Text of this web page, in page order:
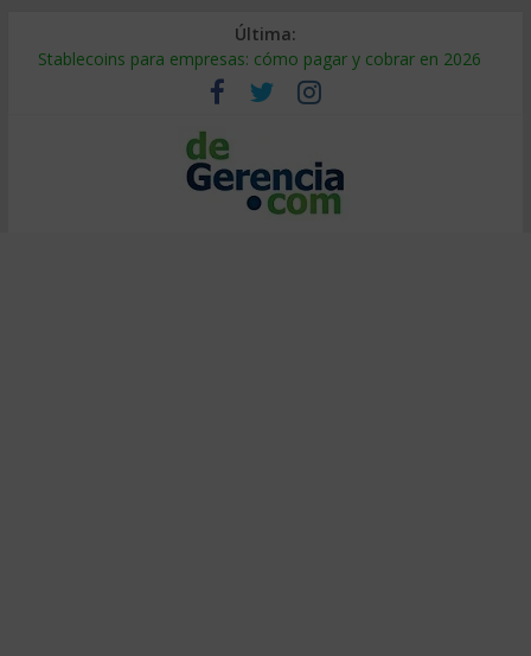
Última:
Stablecoins para empresas: cómo pagar y cobrar en 2026
Despido silencioso: qué es y por qué sale tan caro
IA en selección de personal: cómo auditarla a tiempo
Trabajo forzoso en la cadena de suministro: qué hacer
Mercado hispano de EE. UU.: cómo segmentarlo y venderle